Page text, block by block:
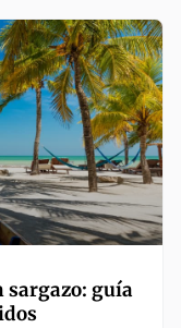
sargazo: guía